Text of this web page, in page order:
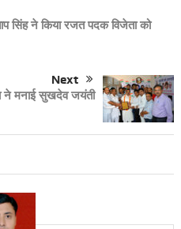
सिंह ने किया रजत पदक विजेता को
Next
मनाई सुखदेव जयंती